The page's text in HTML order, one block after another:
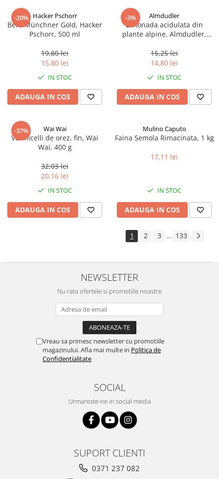
-20% Hacker Pschorr
Bere Münchner Gold, Hacker
Pschorr, 500 ml
19,80 lei
15,80 lei
IN STOC
ADAUGA IN COS
-3% Almdudler
Limonada acidulata din
plante alpine, Almdudler,
15,25 lei
14,80 lei
IN STOC
ADAUGA IN COS
-37% Wai Wai
Vermicelli de orez, fin, Wai
Wai, 400 g
32,03 lei
20,16 lei
IN STOC
ADAUGA IN COS
Mulino Caputo
Faina Semola Rimacinata, 1 kg
17,11 lei
IN STOC
ADAUGA IN COS
1 2 3 ... 133
NEWSLETTER
Nu rata ofertele si promotiile noastre
Vreau sa primesc newsletter cu promotiile
magazinului. Afla mai multe in Politica de
Confidentialitate
SOCIAL
Urmareste-ne in social media
SUPORT CLIENTI
0371 237 082